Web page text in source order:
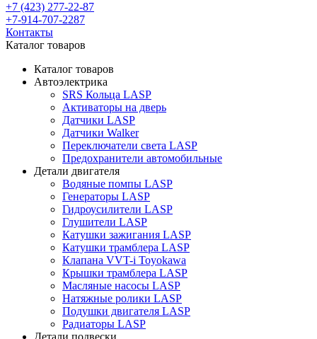
+7 (423) 277-22-87
+7-914-707-2287
Контакты
Каталог товаров
Каталог товаров
Автоэлектрика
SRS Кольца LASP
Активаторы на дверь
Датчики LASP
Датчики Walker
Переключатели света LASP
Предохранители автомобильные
Детали двигателя
Водяные помпы LASP
Генераторы LASP
Гидроусилители LASP
Глушители LASP
Катушки зажигания LASP
Катушки трамблера LASP
Клапана VVT-i Toyokawa
Крышки трамблера LASP
Масляные насосы LASP
Натяжные ролики LASP
Подушки двигателя LASP
Радиаторы LASP
Детали подвески